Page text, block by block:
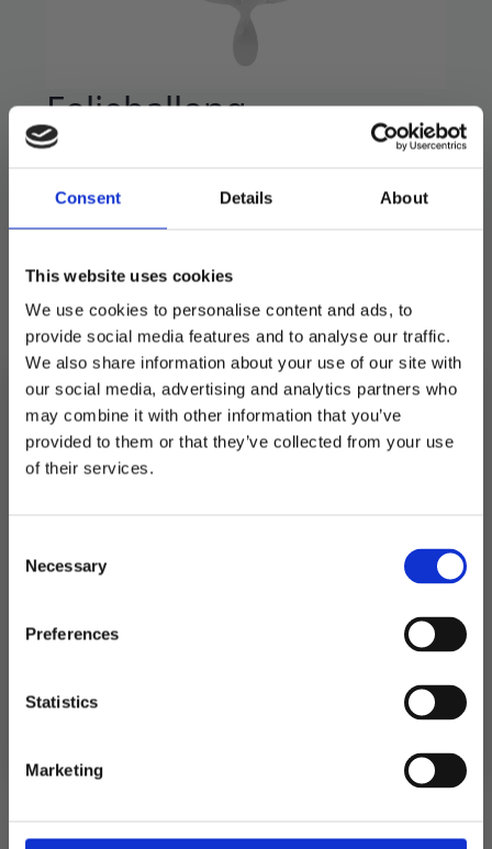
Consent Details About
This website uses cookies
We use cookies to personalise content and ads, to
provide social media features and to analyse our traffic.
We also share information about your use of our site with
our social media, advertising and analytics partners who
may combine it with other information that you’ve
provided to them or that they’ve collected from your use
of their services.
Selection
Necessary
Preferences
Statistics
Marketing
Folieballong –
Velkommen baby
79kr
Flott folieballong med 43 cm diameter.
Godt egnet for helium eller luft.
Utsolgt
Produktnummer:
Kategorier: Ballonger, Dekorasjoner,Folieballonger
Stikkord: Baby
Relaterte produkter
TILBUD!